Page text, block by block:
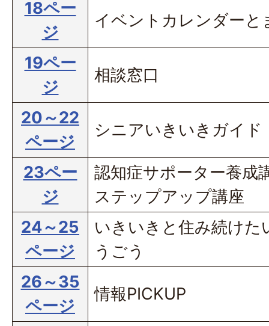
18ペー
ジ
イベントカレンダー
19ペー
ジ
相談窓口
20～22
ページ
シニアいきいきガイド
23ペー
ジ
認知症サポーター養成
ステップアップ講座
24～25
ページ
いきいきと住み続け
うごう
26～35
ページ
情報PICKUP